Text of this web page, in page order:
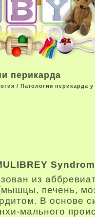
перикарда
/ Патология перикарда у
из
печень,
В основе
мального